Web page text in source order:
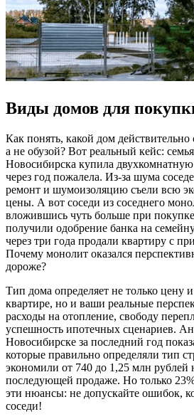
Виды домов для
Как понять, какой дом
а не обузой? Вот реальный кейс:
Новосибирска купила
через год пожалела. Из-за шума
ремонт и шумоизоляцию съели всю
цены. А вот соседи из соседнего
вложившись чуть больше при
получили одобрение банка на
через три года продали квартиру с
Почему монолит оказался
дороже?
Тип дома определяет не только цену
квартире, но и ваши реальные
расходы на отопление, свободу
успешность ипотечных сценариев.
Новосибирске за последний год
которые правильно определяли тип
экономили от 740 до 1,25 млн рублей
последующей продаже. Но только
эти нюансы: не допускайте ошибок,
соседи!